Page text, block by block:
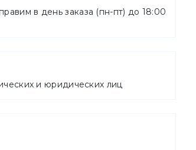
в день заказа (пн-пт) до 18:00
и юридических лиц